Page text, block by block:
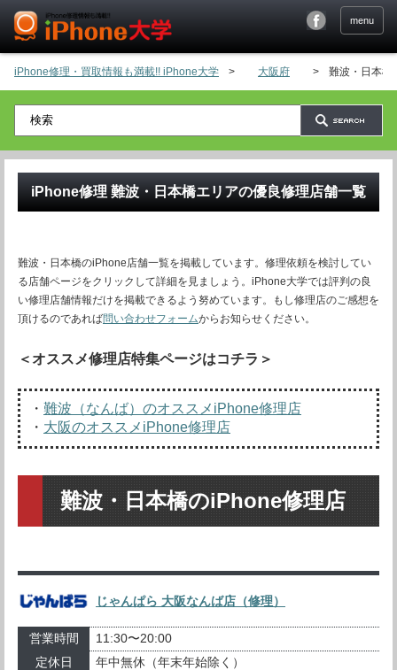
menu
iPhone修理・買取情報も満載!! iPhone大学 > 大阪府 > 難波・日本橋
iPhone修理 難波・日本橋エリアの優良修理店舗一覧
難波・日本橋のiPhone店舗一覧を掲載しています。修理依頼を検討してい
る店舗ページをクリックして詳細を見ましょう。iPhone大学では評判の良
い修理店舗情報だけを掲載できるよう努めています。もし修理店のご感想を
頂けるのであれば問い合わせフォームからお知らせください。
＜オススメ修理店特集ページはコチラ＞
・ 難波（なんば）のオススメiPhone修理店
・ 大阪のオススメiPhone修理店
難波・日本橋のiPhone修理店
じゃんぱら 大阪なんば店（修理）
営業時間
11:30〜20:00
定休日
年中無休（年末年始除く）